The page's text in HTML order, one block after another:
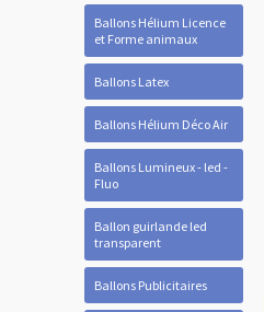
Ballons Hélium Licence
et Forme animaux
Ballons Latex
Ballons Hélium Déco Air
Ballons Lumineux - led -
Fluo
Ballon guirlande led
transparent
Ballons Publicitaires